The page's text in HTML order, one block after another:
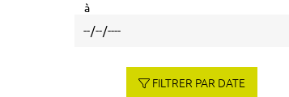
à
FILTRER PAR DATE